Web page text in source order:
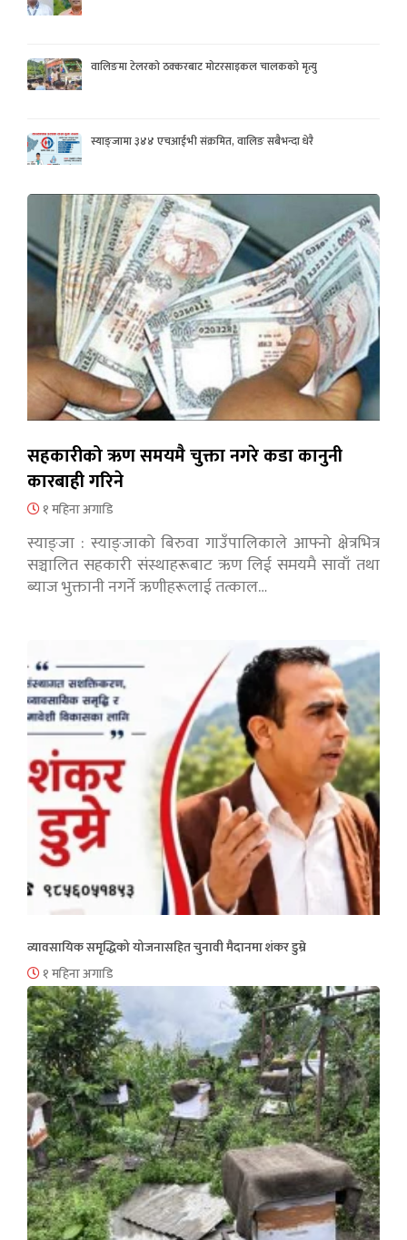
वालिङमा टेलरको ठक्करबाट मोटरसाइकल चालकको मृत्यु
स्याङ्जामा ३४४ एचआईभी संक्रमित, वालिङ सबैभन्दा धेरै
सहकारीको ऋण समयमै चुक्ता नगरे कडा कानुनी
कारबाही गरिने
१ महिना अगाडि
स्याङ्जा : स्याङ्जाको बिरुवा गाउँपालिकाले आफ्नो क्षेत्रभित्र
सञ्चालित सहकारी संस्थाहरूबाट ऋण लिई समयमै सावाँ तथा
ब्याज भुक्तानी नगर्ने ऋणीहरूलाई तत्काल…
व्यावसायिक समृद्धिको योजनासहित चुनावी मैदानमा शंकर डुम्रे
१ महिना अगाडि